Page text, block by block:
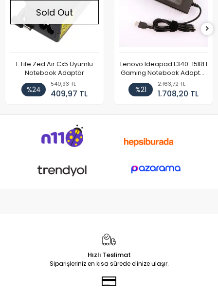
Sold Out
I-Life Zed Air Cx5 Uyumlu
Notebook Adaptör
%24
540,93 TL
409,97 TL
Lenovo Ideapad L340-15IRH
Gaming Notebook Adaptör
Cihazı Şarj Aleti (150W)
%21
2.163,72 TL
1.708,20 TL
Hızlı Teslimat
Siparişleriniz en kısa sürede elinize ulaşır.